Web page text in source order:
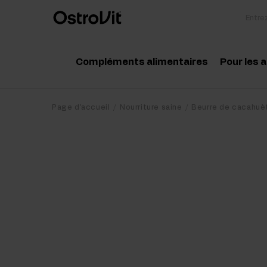
Compléments alimentaires Pour les
Page d'accueil Nourriture saine Beurre de